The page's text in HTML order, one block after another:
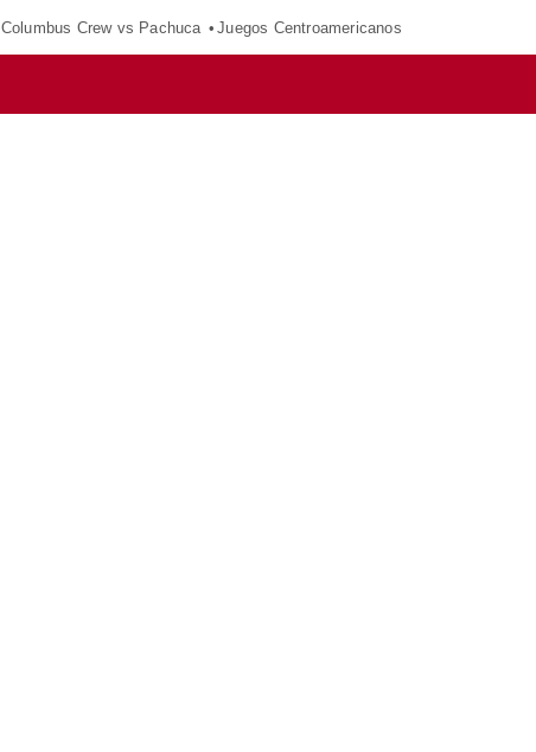
Columbus Crew vs Pachuca Juegos Centroamericanos